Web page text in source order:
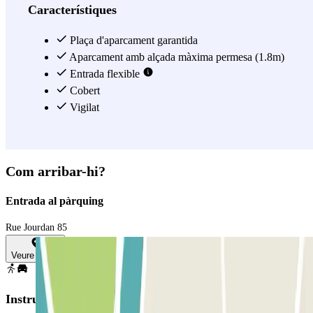
Característiques
Plaça d'aparcament garantida
Aparcament amb alçada màxima permesa (1.8m)
Entrada flexible
Cobert
Vigilat
Com arribar-hi?
Entrada al pàrquing
Rue Jourdan 85
Veure mapa
Instruccions